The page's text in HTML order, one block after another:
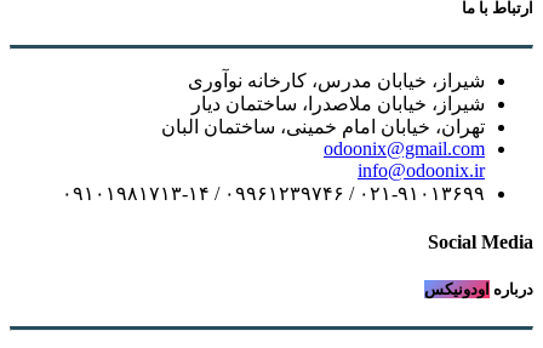
ارتباط با ما
شیراز، خیابان مدرس، کارخانه نوآوری
شیراز، خیابان ملاصدرا، ساختمان دیار
تهران، خیابان امام خمینی، ساختمان البان
odoonix@gmail.com
info@odoonix.ir
۰۲۱-۹۱۰۱۳۶۹۹ / ۰۹۹۶۱۲۳۹۷۴۶ / ۰۹۱۰۱۹۸۱۷۱۳-۱۴
Social Media
درباره اودونیکس